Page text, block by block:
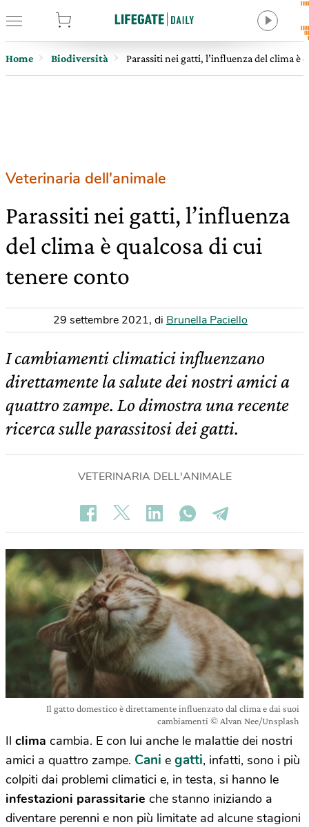
Home Biodiversità Parassiti nei gatti, l’influenza del clima è
Veterinaria dell'animale
Parassiti nei gatti, l’influenza
del clima è qualcosa di cui
tenere conto
29 settembre 2021, di Brunella Paciello
I cambiamenti climatici influenzano
direttamente la salute dei nostri amici a
quattro zampe. Lo dimostra una recente
ricerca sulle parassitosi dei gatti.
VETERINARIA DELL'ANIMALE
Il gatto domestico è direttamente influenzato dal clima e dai suoi
cambiamenti © Alvan Nee/Unsplash
Il clima cambia. E con lui anche le malattie dei nostri
amici a quattro zampe. Cani e gatti, infatti, sono i più
colpiti dai problemi climatici e, in testa, si hanno le
infestazioni parassitarie che stanno iniziando a
diventare perenni e non più limitate ad alcune stagioni